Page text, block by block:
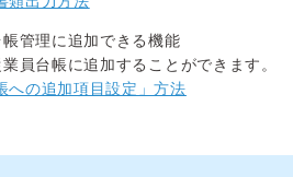
管理に追加できる機能
員台帳に追加することができます。
への追加項目設定」方法